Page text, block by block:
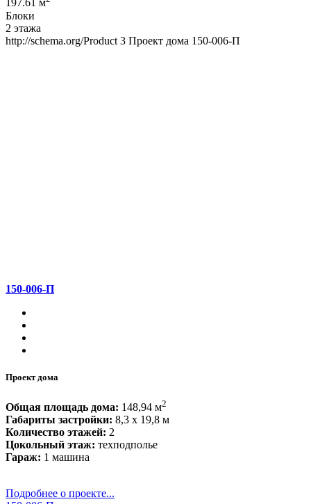
197.61 м
Блоки
2 этажа
http://schema.org/Product 3 Проект дома 150-006-П
150-006-П
Проект дома
Общая площадь дома: 148,94 м2
Габариты застройки: 8,3 x 19,8 м
Количество этажей: 2
Цокольный этаж: техподполье
Гараж: 1 машина
Подробнее о проекте...